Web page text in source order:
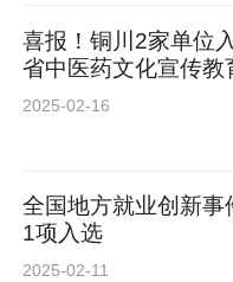
喜报！铜川2家单位
省中医药文化宣传教
2025-02-16
全国地方就业创新事
1项入选
2025-02-11